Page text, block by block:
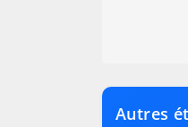
Autres